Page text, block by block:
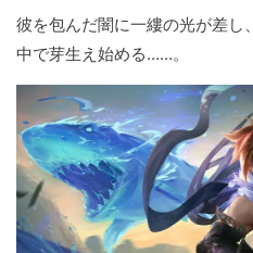
彼を包んだ闇に一縷の光が差し
中で芽生え始める……。